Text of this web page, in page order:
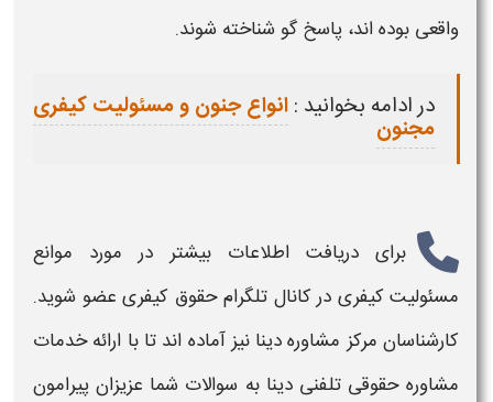
واقعی بوده اند، پاسخ گو شناخته شوند.
در ادامه بخوانید :انواع جنون و مسئولیت کیفری
مجنون
برای دریافت اطلاعات بیشتر در مورد موانع
مسئولیت کیفری در کانال تلگرام حقوق کیفری عضو شوید.
کارشناسان مرکز مشاوره دینا نیز آماده اند تا با ارائه خدمات
مشاوره حقوقی تلفنی دینا به سوالات شما عزیزان پیرامون